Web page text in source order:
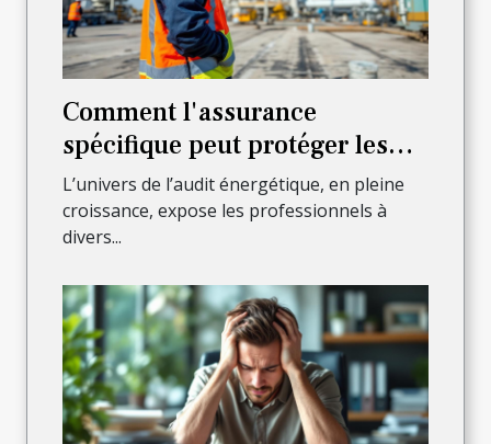
Comment l'assurance
spécifique peut protéger les
auditeurs énergétiques ?
L’univers de l’audit énergétique, en pleine
croissance, expose les professionnels à
divers...